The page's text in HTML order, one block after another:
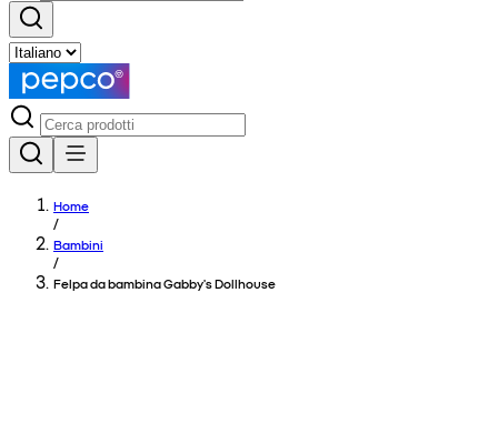
Home
/
Bambini
/
Felpa da bambina Gabby's Dollhouse